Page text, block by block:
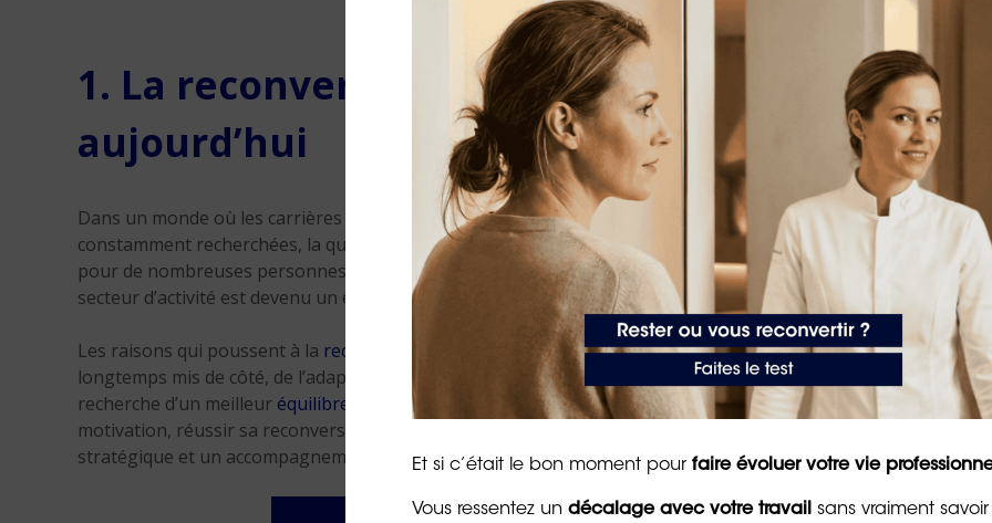
1. La reconversion professionnelle
aujourd’hui
Dans un monde où les carrières sont de plus en plus flexibles et où de nouvelles compétences sont
constamment recherchées, la question de lareconversion professionnelle
est devenue incontournable
pour de nombreuses personnes. Que ce soit par choix ou par nécessité, changer de domaine ou de
secteur d’activité est devenu un enjeu majeur de la vie professionnelle d’aujourd’hui.
Les raisons qui poussent à la reconversion
peuvent être variées. Il peut s’agir de l’envie de réaliser un rêve
longtemps mis de côté, de l’adaptation à un marché du travail en constante mutation, ou encore de la
recherche d’un meilleur équilibre entre vie professionnelle et vie personnelle . Quelle que soit la
motivation, réussir sa reconversion nécessite souvent une réflexion approfondie, une planification
stratégique et un accompagnement professionnel.
Prévenir les maladies
professionnelles en
un bilan de
avec ORIENTACTION
2 min. de lecture
50 messages
d’encouragement
pour raviver la
et la confiance
8 min. de lecture
Et si c’était le bon moment pour faire évoluer votre vie
Vous ressentez un décalage avec votre travail sans vraiment